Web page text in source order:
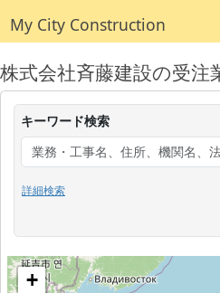
My City Construction
株式会社斉藤建設の受注
キーワード検索
詳細検索
+